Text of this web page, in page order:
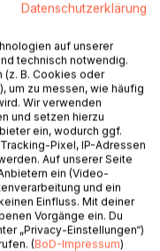
ihren Eindrücken
nach Sizilien,
...
Datenschutzerklärung
auf unserer
technisch notwendig.
(z. B. Cookies oder
um zu messen, wie häufig
Wir verwenden
und setzen hierzu
ein, wodurch ggf.
Pixel, IP-Adressen
Auf unserer Seite
ein (Video-
und ein
Einfluss. Mit deiner
Vorgänge ein. Du
„Privacy-Einstellungen“)
(BoD-Impressum)